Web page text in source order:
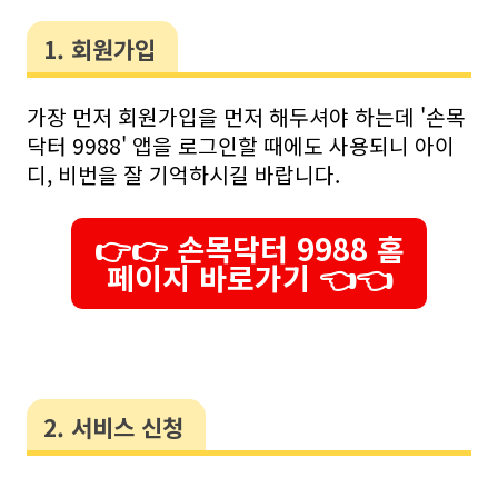
1. 회원가입
가장 먼저 회원가입을 먼저 해두셔야 하는데 '손목
닥터 9988' 앱을 로그인할 때에도 사용되니 아이
디, 비번을 잘 기억하시길 바랍니다.
👉👉 손목닥터 9988 홈
페이지 바로가기 👈👈
2. 서비스 신청